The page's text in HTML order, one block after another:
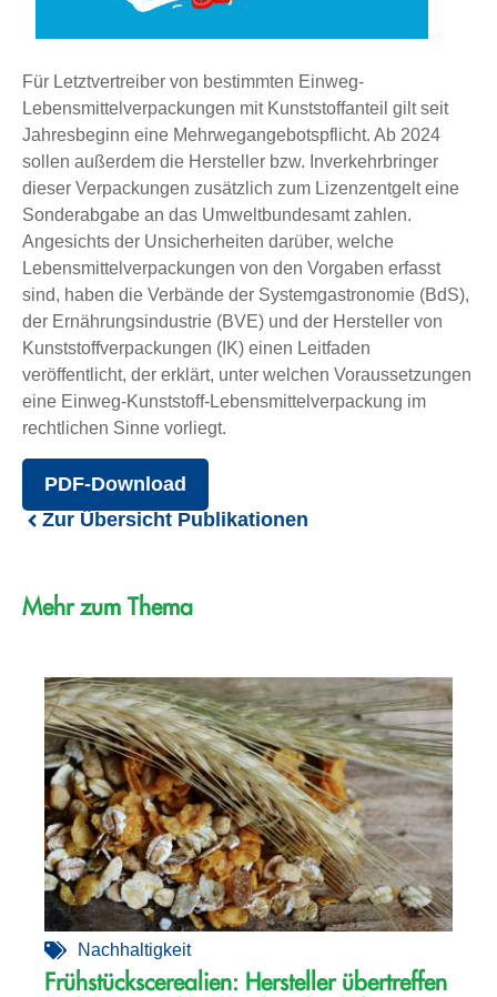
Für Letztvertreiber von bestimmten Einweg-
Lebensmittelverpackungen mit Kunststoffanteil gilt seit
Jahresbeginn eine Mehrwegangebotspflicht. Ab 2024
sollen außerdem die Hersteller bzw. Inverkehrbringer
dieser Verpackungen zusätzlich zum Lizenzentgelt eine
Sonderabgabe an das Umweltbundesamt zahlen.
Angesichts der Unsicherheiten darüber, welche
Lebensmittelverpackungen von den Vorgaben erfasst
sind, haben die Verbände der Systemgastronomie (BdS),
der Ernährungsindustrie (BVE) und der Hersteller von
Kunststoffverpackungen (IK) einen Leitfaden
veröffentlicht, der erklärt, unter welchen Voraussetzungen
eine Einweg-Kunststoff-Lebensmittelverpackung im
rechtlichen Sinne vorliegt.
PDF-Download
Zur Übersicht Publikationen
Mehr zum Thema
Nachhaltigkeit
Frühstückscerealien: Hersteller übertreffen